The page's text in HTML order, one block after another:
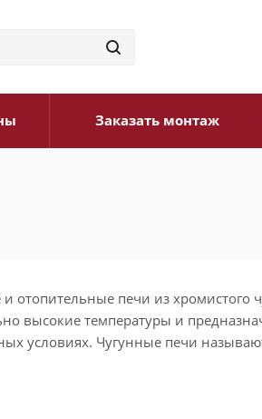
Заказать монтаж
отопительные печи из хромистого
высокие температуры и
условиях. Чугунные печи